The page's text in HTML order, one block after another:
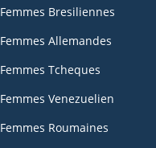
Femmes Bresiliennes
Femmes Allemandes
Femmes Tcheques
Femmes Venezuelien
Femmes Roumaines